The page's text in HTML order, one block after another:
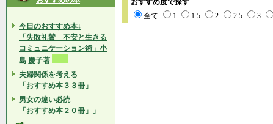
今日のおすすめ本↓
「失敗礼賛 不安と生きる
コミュニケーション術」小
島 慶子著
夫婦関係を考える
「おすすめ本３３冊」
男女の違い必読
「おすすめ本２０冊」」
おすすめ度で探す
全て
1 1.5 2 2.5 3